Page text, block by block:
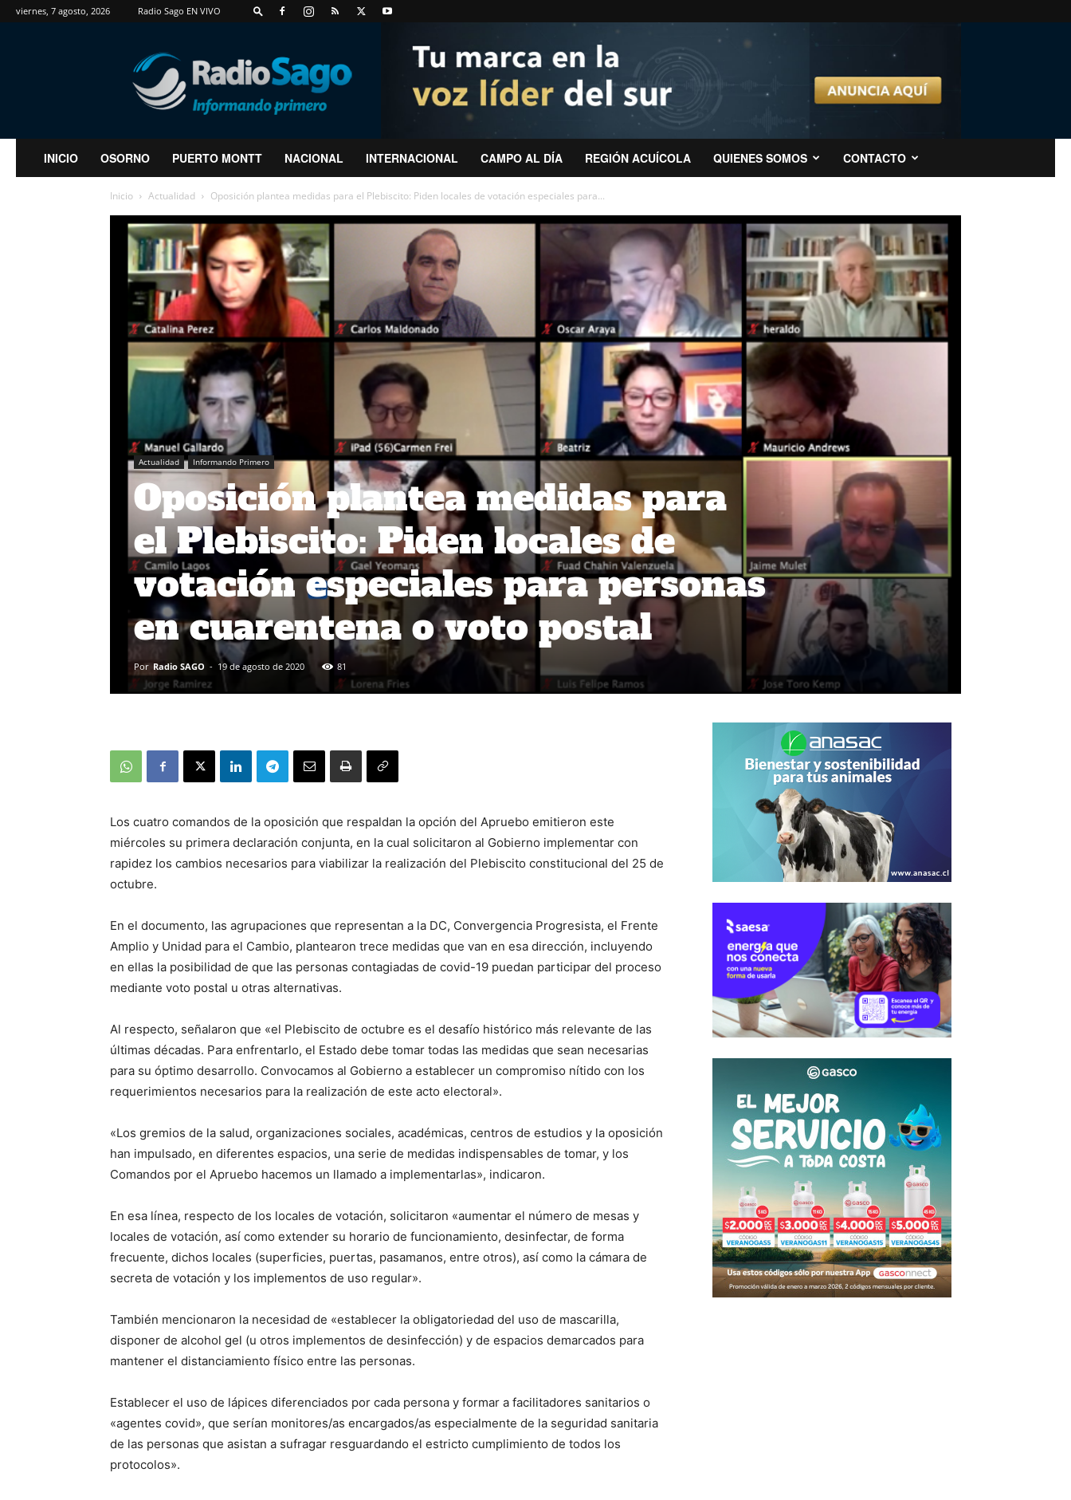
viernes, 7 agosto, 2026 Radio Sago EN VIVO
RadioSago
INICIO OSORNO PUERTO MONTT NACIONAL INTERNACIONAL CAMPO AL DÍA REGIÓN ACUÍCOLA QUIENES SOMOS CONTACTO
Inicio Actualidad Oposición plantea medidas para el Plebiscito: Piden locales de votación especiales para...
Actualidad Informando Primero
Oposición plantea medidas para
el Plebiscito: Piden locales de
votación especiales para personas
en cuarentena o voto postal
Por Radio SAGO - 19 de agosto de 2020 81
Los cuatro comandos de la oposición que respaldan la opción del Apruebo emitieron este
miércoles su primera declaración conjunta, en la cual solicitaron al Gobierno implementar con
rapidez los cambios necesarios para viabilizar la realización del Plebiscito constitucional del 25 de
octubre.
En el documento, las agrupaciones que representan a la DC, Convergencia Progresista, el Frente
Amplio y Unidad para el Cambio, plantearon trece medidas que van en esa dirección, incluyendo
en ellas la posibilidad de que las personas contagiadas de covid-19 puedan participar del proceso
mediante voto postal u otras alternativas.
Al respecto, señalaron que «el Plebiscito de octubre es el desafío histórico más relevante de las
últimas décadas. Para enfrentarlo, el Estado debe tomar todas las medidas que sean necesarias
para su óptimo desarrollo. Convocamos al Gobierno a establecer un compromiso nítido con los
requerimientos necesarios para la realización de este acto electoral».
«Los gremios de la salud, organizaciones sociales, académicas, centros de estudios y la oposición
han impulsado, en diferentes espacios, una serie de medidas indispensables de tomar, y los
Comandos por el Apruebo hacemos un llamado a implementarlas», indicaron.
En esa línea, respecto de los locales de votación, solicitaron «aumentar el número de mesas y
locales de votación, así como extender su horario de funcionamiento, desinfectar, de forma
frecuente, dichos locales (superficies, puertas, pasamanos, entre otros), así como la cámara de
secreta de votación y los implementos de uso regular».
También mencionaron la necesidad de «establecer la obligatoriedad del uso de mascarilla,
disponer de alcohol gel (u otros implementos de desinfección) y de espacios demarcados para
mantener el distanciamiento físico entre las personas.
Establecer el uso de lápices diferenciados por cada persona y formar a facilitadores sanitarios o
«agentes covid», que serían monitores/as encargados/as especialmente de la seguridad sanitaria
de las personas que asistan a sufragar resguardando el estricto cumplimiento de todos los
protocolos».